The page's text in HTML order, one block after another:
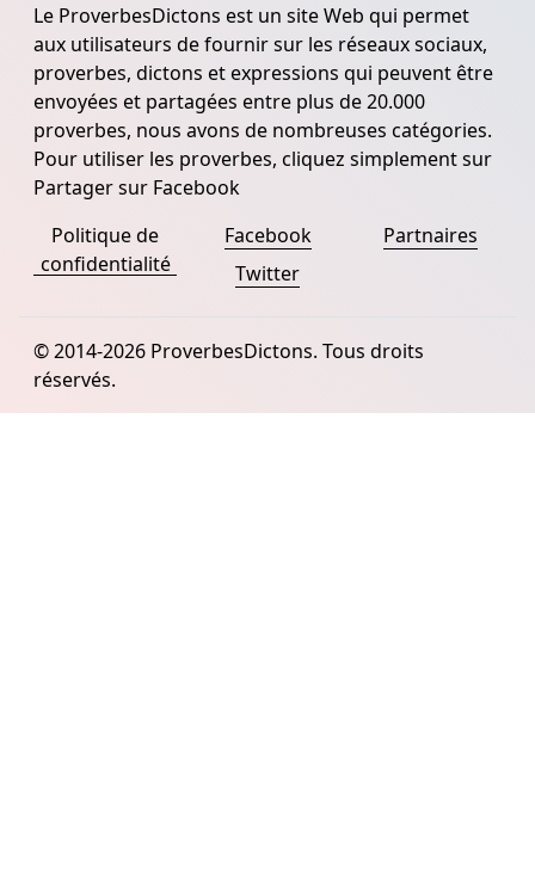
Le ProverbesDictons est un site Web qui permet
aux utilisateurs de fournir sur les réseaux sociaux,
proverbes, dictons et expressions qui peuvent être
envoyées et partagées entre plus de 20.000
proverbes, nous avons de nombreuses catégories.
Pour utiliser les proverbes, cliquez simplement sur
Partager sur Facebook
Politique de
confidentialité
Facebook
Twitter
Partnaires
© 2014-2026 ProverbesDictons. Tous droits
réservés.